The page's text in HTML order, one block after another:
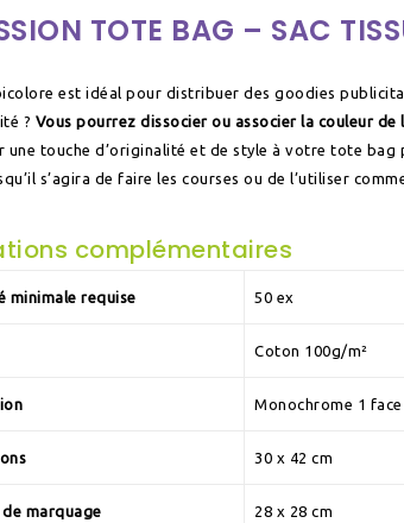
TOTE BAG – SAC
est idéal pour distribuer des goodies
? Vous pourrez dissocier ou associer la couleur de
une touche d’originalité et de style à votre tote
s’agira de faire les courses ou de l’utiliser
complémentaires
minimale requise 50 ex
Coton 100g/m²
Monochrome 1
30 x 42 cm
marquage 28 x 28 cm